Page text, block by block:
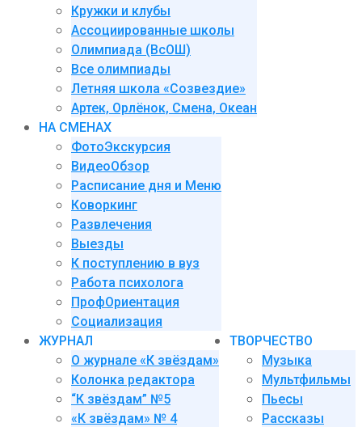
Кружки и клубы
Ассоциированные школы
Олимпиада (ВсОШ)
Все олимпиады
Летняя школа «Созвездие»
Артек, Орлёнок, Смена, Океан
НА СМЕНАХ
ФотоЭкскурсия
ВидеоОбзор
Расписание дня и Меню
Коворкинг
Развлечения
Выезды
К поступлению в вуз
Работа психолога
ПрофОриентация
Социализация
ЖУРНАЛ
О журнале «К звёздам»
Колонка редактора
“К звёздам” №5
«К звёздам» № 4
ТВОРЧЕСТВО
Музыка
Мультфильмы
Пьесы
Рассказы